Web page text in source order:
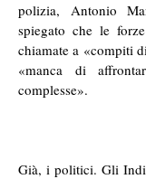
polizia, Antonio
spiegato che le
chiamate a «compiti
«manca di
complesse».
Già, i politici. Gli